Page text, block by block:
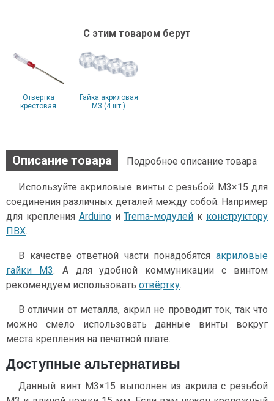
С этим товаром берут
Отвертка
крестовая
Гайка акриловая
М3 (4 шт.)
Описание товара Подробное описание товара
Используйте акриловые винты с резьбой М3×15 для
соединения различных деталей между собой. Например
для крепления ArduinoиTrema-модулей к конструктору
ПВХ.
В качестве ответной части понадобятся акриловые
гайки М3. А для удобной коммуникации с винтом
рекомендуем использовать отвёртку.
В отличии от металла, акрил не проводит ток, так что
можно смело использовать данные винты вокруг
места крепления на печатной плате.
Доступные альтернативы
Данный винт М3×15 выполнен из акрила с резьбой